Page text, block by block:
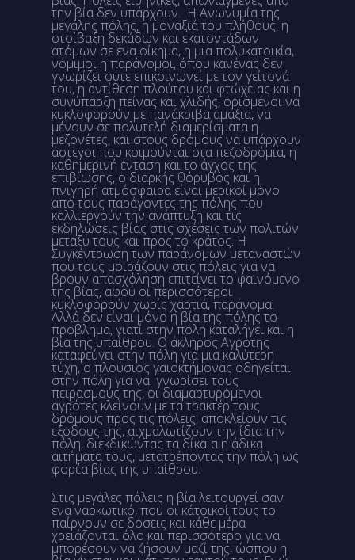
την βία δεν υπάρχουν. Η Ανωνυμία της
μεγάλης πόλης, η μοναξιά του πλήθους, η
στοίβαξη δεκάδων και εκατοντάδων
ατόμων σε ένα οίκημα, η μια πολυκατοικία,
νόμιμοι η παράνομοι, όπου κανένας δεν
γνωρίζει ούτε επικοινωνεί με τον γείτονά
του, η αντίθεση πλούτου και φτώχειας και η
συνύπαρξη πείνας και χλιδής, ορισμένοι να
κυκλοφορούν με πανάκριβα αμάξια, να
μένουν σε πολυτελή διαμερίσματα η
μεζονέτες, και στους δρόμους να υπάρχουν
άστεγοι που κοιμούνται στα πεζοδρόμια, η
καθημερινή ένταση και το άγχος της
επιβίωσης, ο διαρκής θόρυβος και η
πνιγηρή ατμόσφαιρα είναι μερικοί μόνο
από τους παράγοντες της πόλης που
καλλιεργούν την ανάπτυξη και τις
εκδηλώσεις βίας στις σχέσεις των πολιτών
μεταξύ τους και προς το κράτος. Η
Συγκέντρωση των παράνομων μεταναστών
που τους μοιράζουν στις πόλεις για να
βρουν απασχόληση επιτείνει το φαινόμενο
της βίας, αφού οι περισσότεροι
κυκλοφορούν χωρίς χαρτιά, παράνομα.
Αλλά δεν είναι μόνο η βία της πόλης το
πρόβλημα, γιατί στην πόλη καταλήγει και η
βία της υπαίθρου. Ο άκληρος Αγρότης
καταφεύγει στην πόλη για μια καλύτερη
τύχη, ο πλούσιος γαιοκτήμονας οδηγείται
στην πόλη για να γνωρίσει τους
πειρασμούς της, οι διαμαρτυρόμενοι
αγρότες κλείνουν με τα τρακτέρ τους
δρόμους προς τις πόλεις, αποκλείουν τις
εξόδους της, αιχμαλωτίζουν την ίδια την
πόλη, διεκδικώντας τα δίκαια η άδικα
αιτήματα τους, μετατρέποντας την πόλη ως
φορέα βίας της υπαίθρου.
Στις μεγάλες πόλεις η βία λειτουργεί σαν
ένα ναρκωτικό, που οι κάτοικοί τους το
παίρνουν σε δόσεις και κάθε μέρα
χρειάζονται όλο και περισσότερο για να
μπορέσουν να ζήσουν μαζί της, ώσπου η